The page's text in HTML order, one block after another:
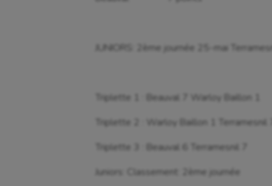
JUNIORS: 2ème journée 25-mai
Triplette 1 : Beauval 7 Warloy Baillon 1
Triplette 2 : Warloy Baillon 1 Terramesnil
Triplette 3 : Beauval 6 Terramesnil 7
Juniors: Classement: 2ème journée